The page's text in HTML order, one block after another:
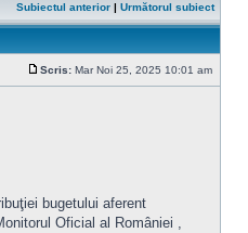
Subiectul anterior | Următorul subiect
Scris: Mar Noi 25, 2025 10:01 am
bugetului aferent
Oficial al României ,